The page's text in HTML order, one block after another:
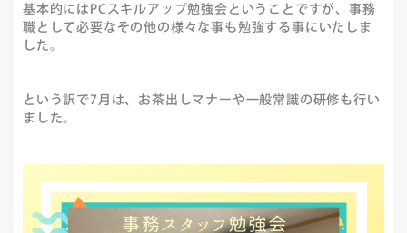
基本的にはPCスキルアップ勉強会ということですが、事務
職として必要なその他の様々な事も勉強する事にいたしま
した。
という訳で7月は、お茶出しマナーや一般常識の研修も行い
ました。